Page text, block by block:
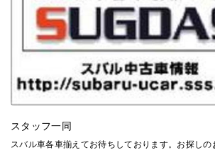
スタッフ一同
スバル車各車揃えてお待ちしております。お探しの